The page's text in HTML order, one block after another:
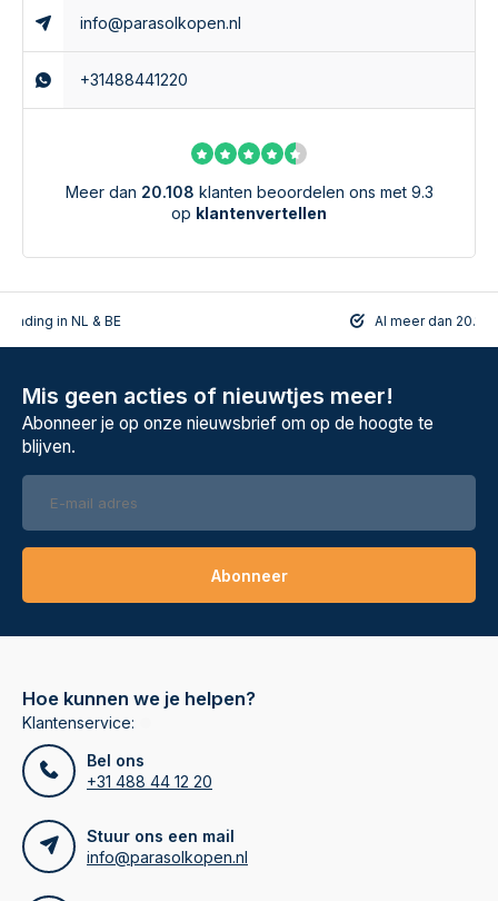
Glatz: Sombrano parasol
4 Seasons Outdoor: Hacienda parasol 4x3 meter
Zoals gezegd is de parasolhoes geschikt voor meer
parasol? Bel of mail ons wij helpen u graag.
info@parasolkopen.nl
+31488441220
Meer dan 20.108 klanten beoordelen ons met 9.3
op klantenvertellen
in NL & BE Al meer dan
Mis geen acties of nieuwtjes meer!
Abonneer je op onze nieuwsbrief om op de hoogte te
blijven.
Abonneer
Hoe kunnen we je helpen?
Klantenservice:
Bel ons
+31 488 44 12 20
Stuur ons een mail
info@parasolkopen.nl